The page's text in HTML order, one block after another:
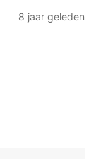
8 jaar geleden